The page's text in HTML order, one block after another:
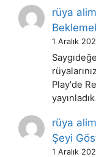
rüya
1 Aralık
Play'de
rüya
Şeyi
1 Aralık